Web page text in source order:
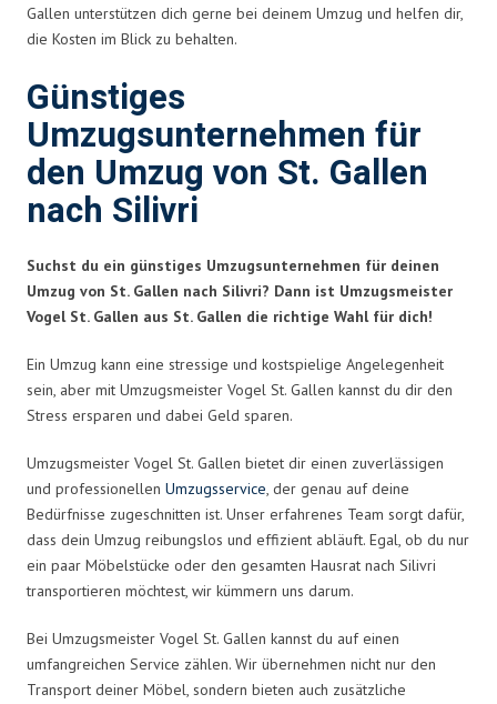
Gallen unterstützen dich gerne bei deinem Umzug und helfen dir,
die Kosten im Blick zu behalten.
Günstiges
Umzugsunternehmen für
den Umzug von St. Gallen
nach Silivri
Suchst du ein günstiges Umzugsunternehmen für deinen
Umzug von St. Gallen nach Silivri? Dann ist Umzugsmeister
Vogel St. Gallen aus St. Gallen die richtige Wahl für dich!
Ein Umzug kann eine stressige und kostspielige Angelegenheit
sein, aber mit Umzugsmeister Vogel St. Gallen kannst du dir den
Stress ersparen und dabei Geld sparen.
Umzugsmeister Vogel St. Gallen bietet dir einen zuverlässigen
und professionellen Umzugsservice, der genau auf deine
Bedürfnisse zugeschnitten ist. Unser erfahrenes Team sorgt dafür,
dass dein Umzug reibungslos und effizient abläuft. Egal, ob du nur
ein paar Möbelstücke oder den gesamten Hausrat nach Silivri
transportieren möchtest, wir kümmern uns darum.
Bei Umzugsmeister Vogel St. Gallen kannst du auf einen
umfangreichen Service zählen. Wir übernehmen nicht nur den
Transport deiner Möbel, sondern bieten auch zusätzliche